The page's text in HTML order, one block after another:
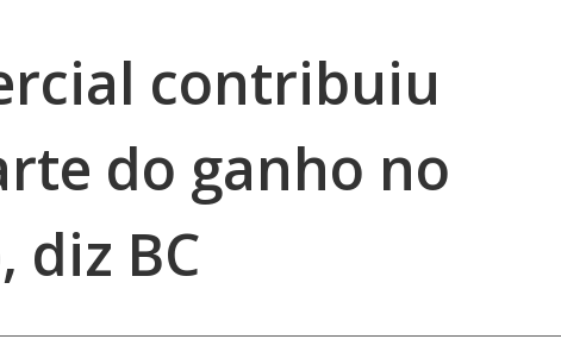
contribuiu
do ganho no
diz BC